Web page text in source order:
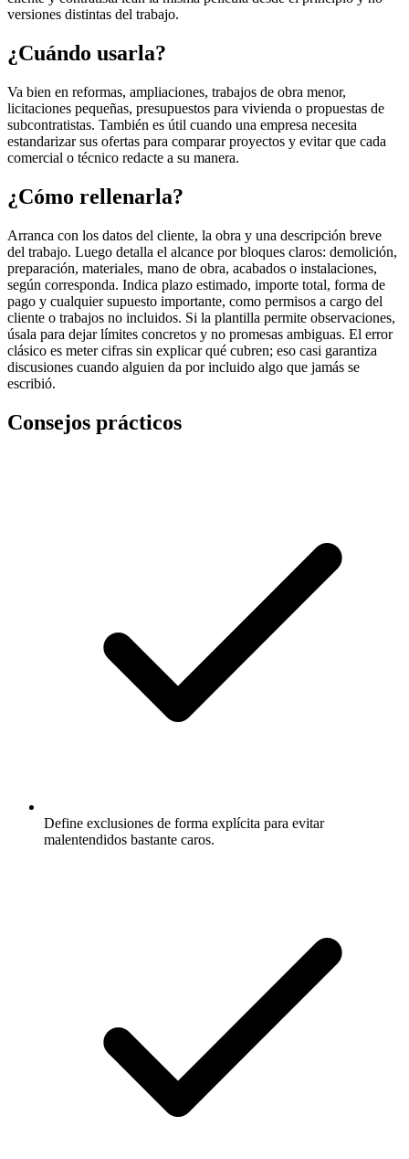
versiones distintas del trabajo.
¿Cuándo usarla?
Va bien en reformas, ampliaciones, trabajos de obra menor,
licitaciones pequeñas, presupuestos para vivienda o propuestas de
subcontratistas. También es útil cuando una empresa necesita
estandarizar sus ofertas para comparar proyectos y evitar que cada
comercial o técnico redacte a su manera.
¿Cómo rellenarla?
Arranca con los datos del cliente, la obra y una descripción breve
del trabajo. Luego detalla el alcance por bloques claros: demolición,
preparación, materiales, mano de obra, acabados o instalaciones,
según corresponda. Indica plazo estimado, importe total, forma de
pago y cualquier supuesto importante, como permisos a cargo del
cliente o trabajos no incluidos. Si la plantilla permite observaciones,
úsala para dejar límites concretos y no promesas ambiguas. El error
clásico es meter cifras sin explicar qué cubren; eso casi garantiza
discusiones cuando alguien da por incluido algo que jamás se
escribió.
Consejos prácticos
Define exclusiones de forma explícita para evitar
malentendidos bastante caros.